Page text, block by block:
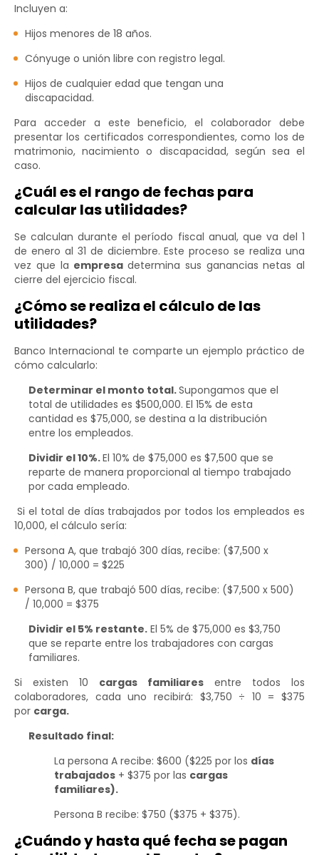
Incluyen a:
Hijos menores de 18 años.
Cónyuge o unión libre con registro legal.
Hijos de cualquier edad que tengan una
discapacidad.
Para acceder a este beneficio, el colaborador debe
presentar los certificados correspondientes, como los de
matrimonio, nacimiento o discapacidad, según sea el
caso.
¿Cuál es el rango de fechas para
calcular las utilidades?
Se calculan durante el período fiscal anual, que va del 1
de enero al 31 de diciembre. Este proceso se realiza una
vez que la empresa determina sus ganancias netas al
cierre del ejercicio fiscal.
¿Cómo se realiza el cálculo de las
utilidades?
Banco Internacional te comparte un ejemplo práctico de
cómo calcularlo:
Determinar el monto total.Supongamos que el
total de utilidades es $500,000. El 15% de esta
cantidad es $75,000, se destina a la distribución
entre los empleados.
Dividir el 10%.El 10% de $75,000 es $7,500 que se
reparte de manera proporcional al tiempo trabajado
por cada empleado.
Si el total de días trabajados por todos los empleados es
10,000, el cálculo sería:
Persona A, que trabajó 300 días, recibe: ($7,500 x
300) / 10,000 = $225
Persona B, que trabajó 500 días, recibe: ($7,500 x 500)
/ 10,000 = $375
Dividir el 5% restante. El 5% de $75,000 es $3,750
que se reparte entre los trabajadores con cargas
familiares.
Si existen 10 cargas familiares entre todos los
colaboradores, cada uno recibirá: $3,750 ÷ 10 = $375
por carga.
Resultado final:
La persona A recibe: $600 ($225 por los días
trabajados + $375 por las cargas
familiares).
Persona B recibe: $750 ($375 + $375).
¿Cuándo y hasta qué fecha se pagan